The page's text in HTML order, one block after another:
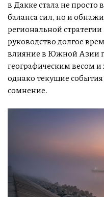
в Дакке стала не
баланса сил, но и
региональной
руководство долгое
влияние в Южной Азии
географическим весом
однако текущие события
сомнение.